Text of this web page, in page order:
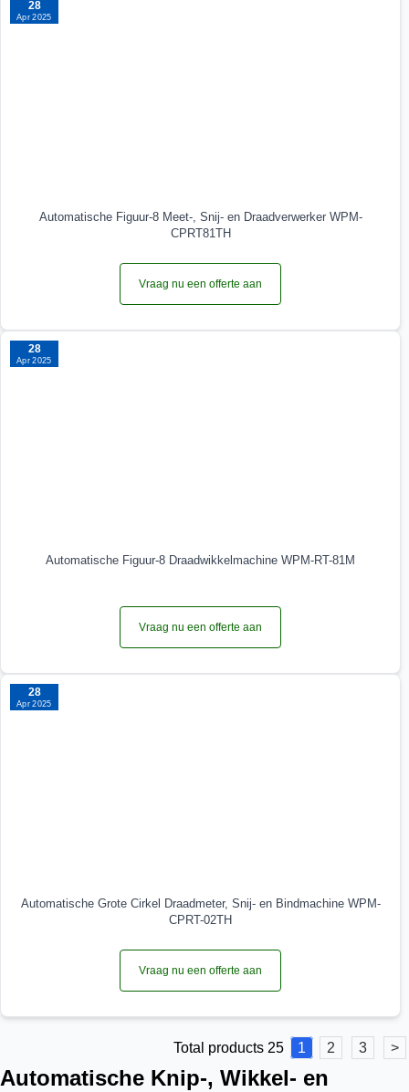
28
Apr 2025
Automatische Figuur-8 Meet-, Snij- en Draadverwerker WPM-
CPRT81TH
Vraag nu een offerte aan
28
Apr 2025
Automatische Figuur-8 Draadwikkelmachine WPM-RT-81M
Vraag nu een offerte aan
28
Apr 2025
Automatische Grote Cirkel Draadmeter, Snij- en Bindmachine WPM-
CPRT-02TH
Vraag nu een offerte aan
Total products 25 1 2 3 >
Automatische Knip-, Wikkel- en